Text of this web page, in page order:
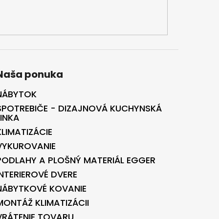
ponuka
- DIZAJNOVÁ KUCHYNSKÁ
A PLOŠNÝ MATERIÁL EGGER
DVERE
KOVANIE
KLIMATIZÁCII